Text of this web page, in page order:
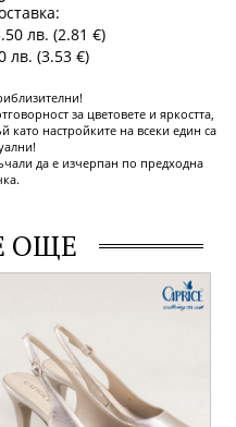
лв. (2.81 €)
лв. (3.53 €)
за цветовете и яркостта,
настройките на всеки един са
да е изчерпан по предходна
ОЩЕ